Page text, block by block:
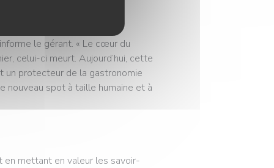
le gérant. « Le cœur du
celui-ci meurt. Aujourd’hui, cette
un protecteur de la gastronomie
nouveau spot à taille humaine et à
en mettant en valeur les savoir-